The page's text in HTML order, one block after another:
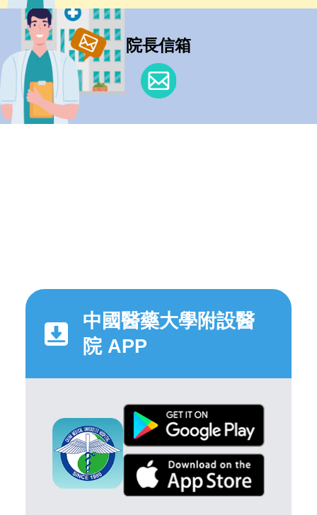
院長信箱
中國醫藥大學附設醫
院 APP